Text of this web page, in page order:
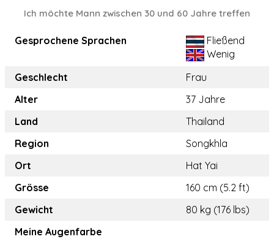
Ich möchte Mann zwischen 30 und 60 Jahre treffen
Gesprochene Sprachen
Fließend
Wenig
Geschlecht
Frau
Alter
37 Jahre
Land
Thailand
Region
Songkhla
Ort
Hat Yai
Grösse
160 cm (5.2 ft)
Gewicht
80 kg (176 lbs)
Meine Augenfarbe